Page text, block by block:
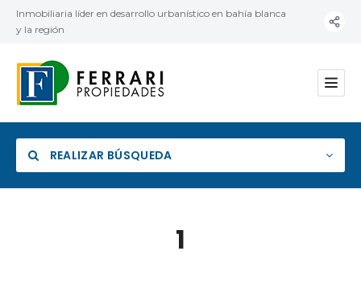
Inmobiliaria líder en desarrollo urbanístico en bahía blanca
y la región
REALIZAR BÚSQUEDA
1